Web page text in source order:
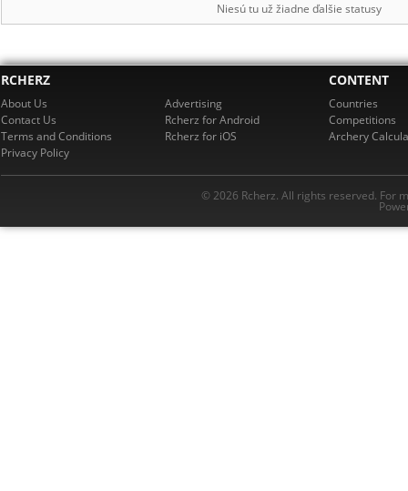
Niesú tu už žiadne ďalšie statusy
RCHERZ
About Us
Contact Us
Terms and Conditions
Privacy Policy
Advertising
Rcherz for Android
Rcherz for iOS
CONTENT
Countries
Competitions
Archery
© 2026 Rcherz. All rights reserved. For